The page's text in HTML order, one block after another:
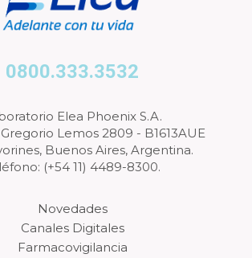
0800.333.3532
Elea Phoenix S.A.
Lemos 2809 - B1613AUE
Buenos Aires, Argentina.
(+54 11) 4489-8300.
Novedades
Canales Digitales
Farmacovigilancia